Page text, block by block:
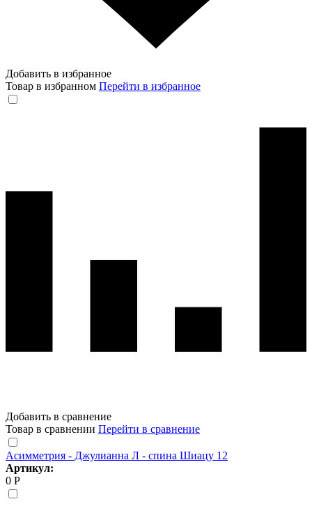
Добавить в избранное
Товар в избранном Перейти в избранное
Добавить в сравнение
Товар в сравнении Перейти в сравнение
Асимметрия - Джулианна Л - спина Шиацу 12
Артикул:
0 Р